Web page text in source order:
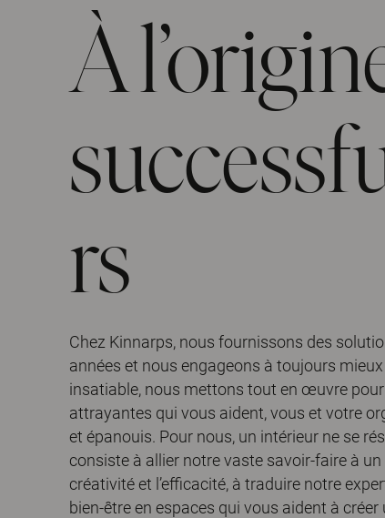
À
rs
Chez Kinnarps, nous fournissons des
années et nous engageons à toujours
insatiable, nous mettons tout en œuvre
attrayantes qui vous aident, vous et votre
et épanouis. Pour nous, un intérieur ne se
consiste à allier notre vaste savoir-faire à
créativité et l’efficacité, à traduire notre
bien-être en espaces qui vous aident à